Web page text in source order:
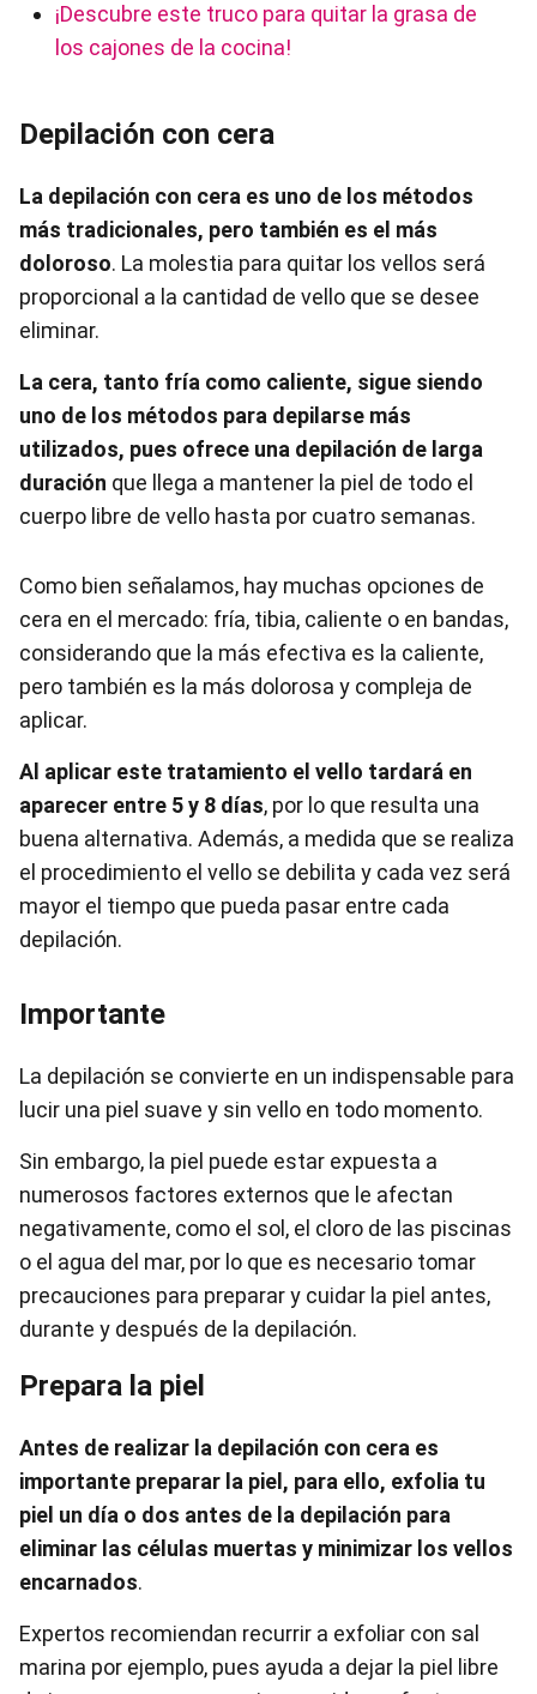
¡Descubre este truco para quitar la grasa de
los cajones de la cocina!
Depilación con cera
La depilación con cera es uno de los métodos
más tradicionales, pero también es el más
doloroso. La molestia para quitar los vellos será
proporcional a la cantidad de vello que se desee
eliminar.
La cera, tanto fría como caliente, sigue siendo
uno de los métodos para depilarse más
utilizados, pues ofrece una depilación de larga
duración que llega a mantener la piel de todo el
cuerpo libre de vello hasta por cuatro semanas.
Como bien señalamos, hay muchas opciones de
cera en el mercado: fría, tibia, caliente o en bandas,
considerando que la más efectiva es la caliente,
pero también es la más dolorosa y compleja de
aplicar.
Al aplicar este tratamiento el vello tardará en
aparecer entre 5 y 8 días, por lo que resulta una
buena alternativa. Además, a medida que se realiza
el procedimiento el vello se debilita y cada vez será
mayor el tiempo que pueda pasar entre cada
depilación.
Importante
La depilación se convierte en un indispensable para
lucir una piel suave y sin vello en todo momento.
Sin embargo, la piel puede estar expuesta a
numerosos factores externos que le afectan
negativamente, como el sol, el cloro de las piscinas
o el agua del mar, por lo que es necesario tomar
precauciones para preparar y cuidar la piel antes,
durante y después de la depilación.
Prepara la piel
Antes de realizar la depilación con cera es
importante preparar la piel, para ello, exfolia tu
piel un día o dos antes de la depilación para
eliminar las células muertas y minimizar los vellos
encarnados.
Expertos recomiendan recurrir a exfoliar con sal
marina por ejemplo, pues ayuda a dejar la piel libre